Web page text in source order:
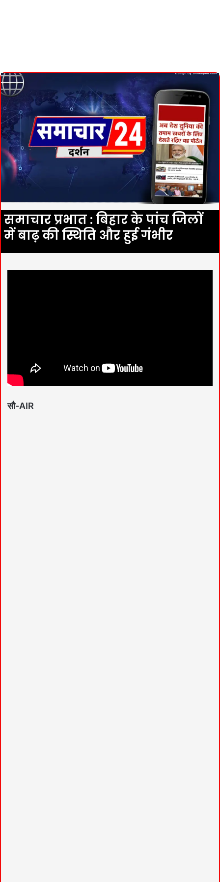
समाचार प्रभात : बिहार के पांच जिलों
में बाढ़ की स्थिति और हुई गंभीर
सौ-AIR